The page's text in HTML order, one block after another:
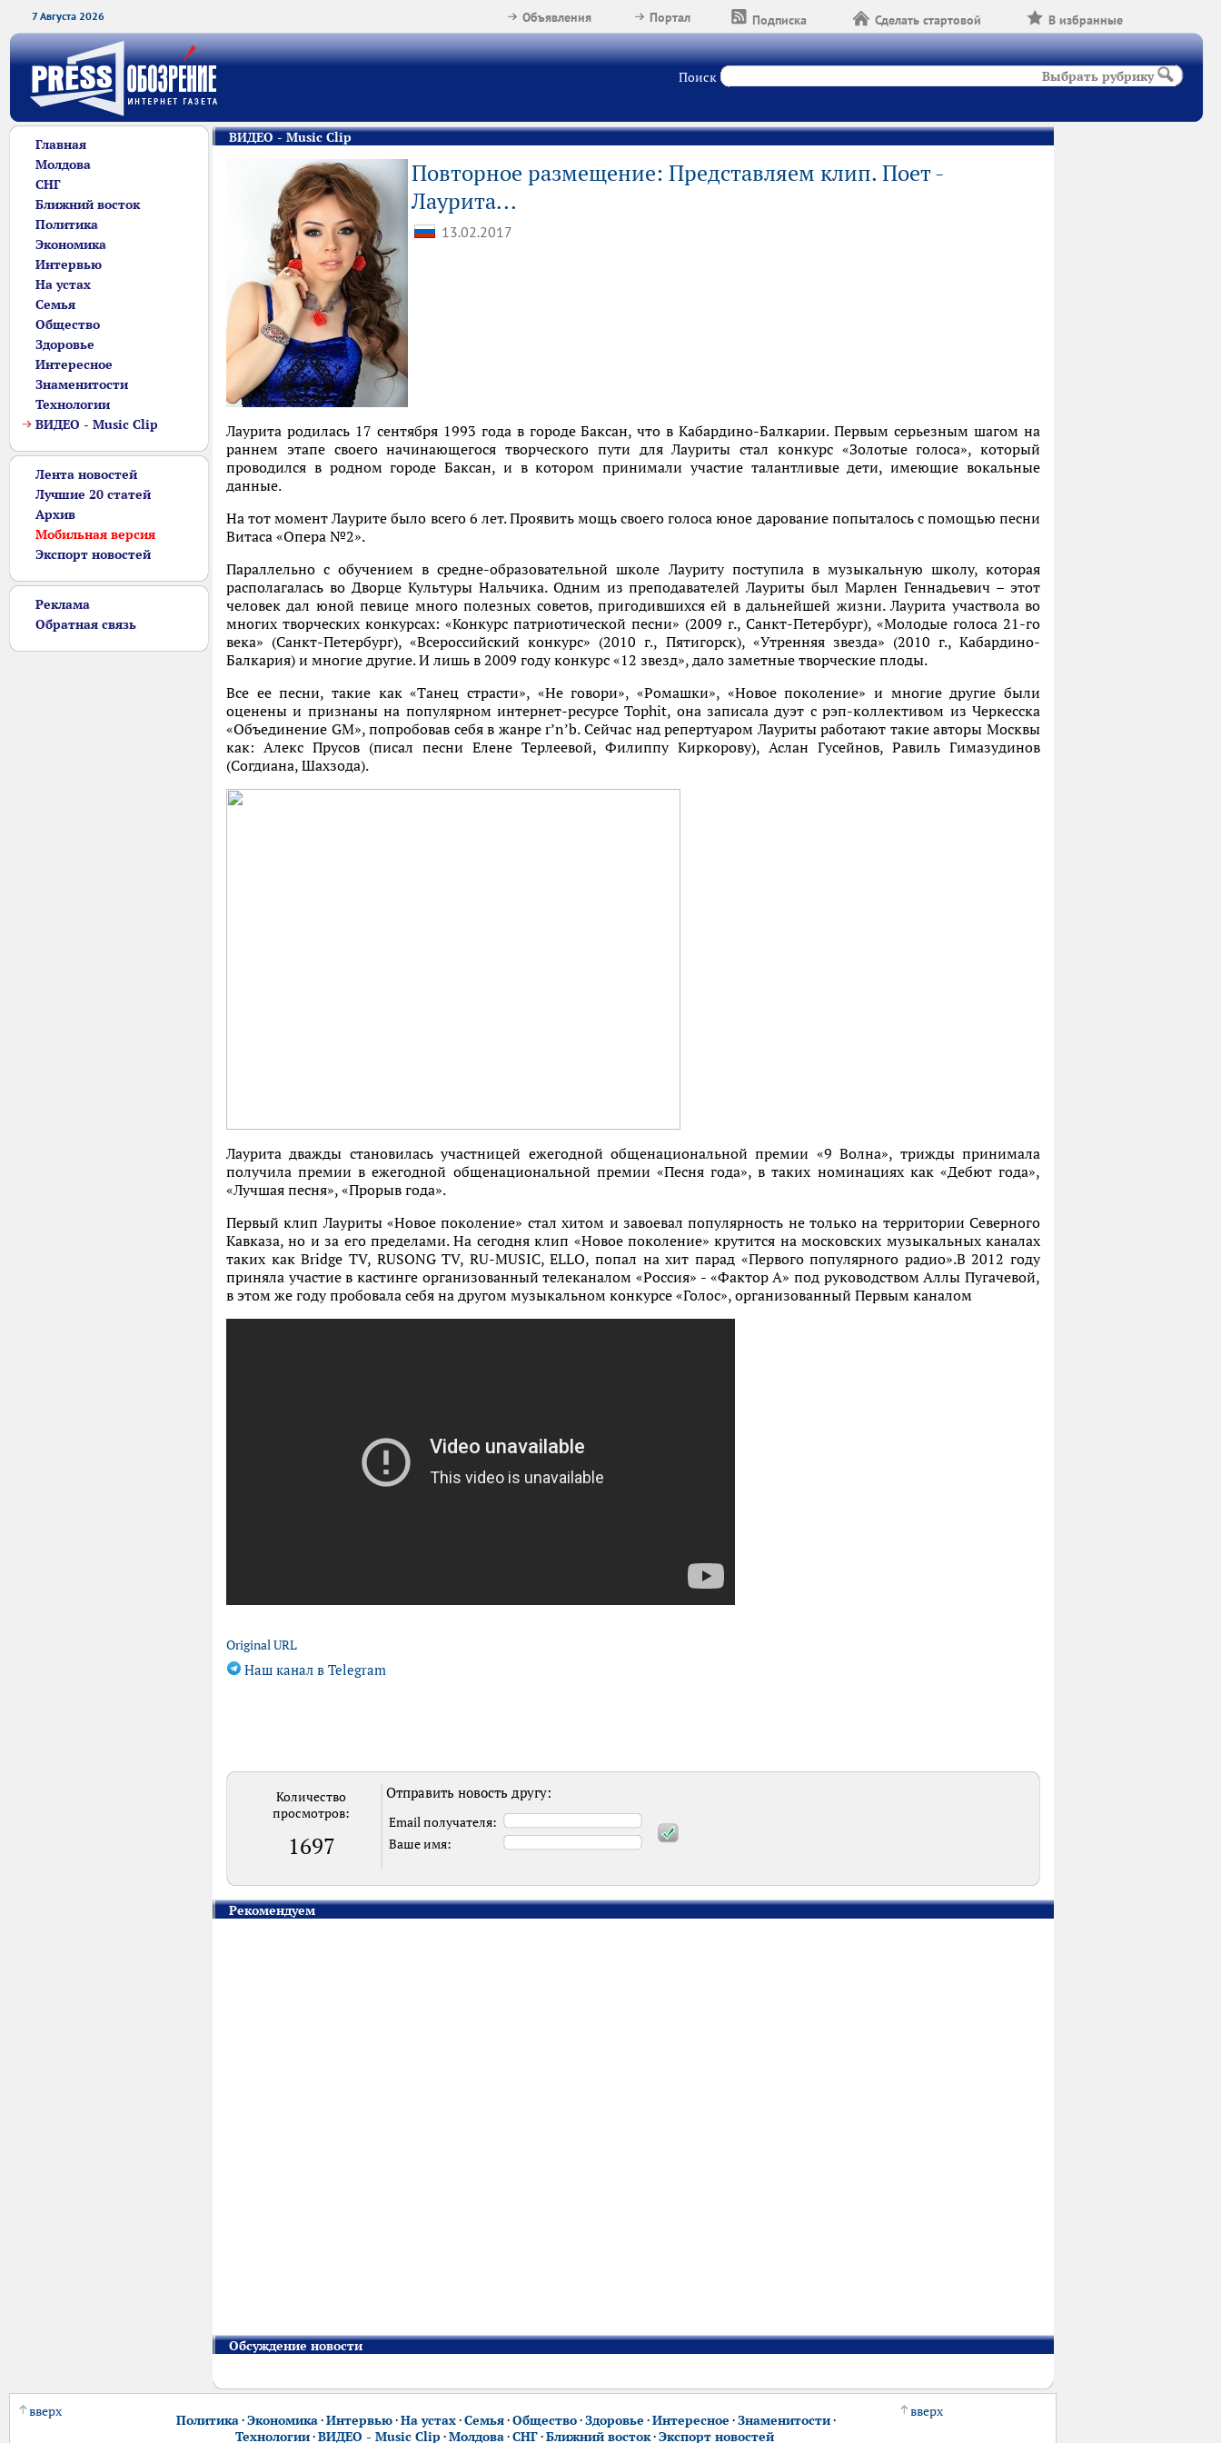
7 Августа 2026 В избранные
Сделать стартовой
Подписка
Портал
Объявления
Поиск Выбрать рубрику
Главная
Молдова
СНГ
Ближний восток
Политика
Экономика
Интервью
На устах
Семья
Общество
Здоровье
Интересное
Знаменитости
Технологии
ВИДЕО - Music Clip
Лента новостей
Лучшие 20 статей
Архив
Мобильная версия
Экспорт новостей
Реклама
Обратная связь
ВИДЕО - Music Clip
Повторное размещение: Представляем клип. Поет -
Лаурита...
13.02.2017
Лаурита родилась 17 сентября 1993 года в городе Баксан, что в Кабардино-Балкарии. Первым серьезным шагом на
раннем этапе своего начинающегося творческого пути для Лауриты стал конкурс «Золотые голоса», который
проводился в родном городе Баксан, и в котором принимали участие талантливые дети, имеющие вокальные
данные.
На тот момент Лаурите было всего 6 лет. Проявить мощь своего голоса юное дарование попыталось с помощью песни
Витаса «Опера №2».
Параллельно с обучением в средне-образовательной школе Лауриту поступила в музыкальную школу, которая
располагалась во Дворце Культуры Нальчика. Одним из преподавателей Лауриты был Марлен Геннадьевич – этот
человек дал юной певице много полезных советов, пригодившихся ей в дальнейшей жизни. Лаурита участвола во
многих творческих конкурсах: «Конкурс патриотической песни» (2009 г., Санкт-Петербург), «Молодые голоса 21-го
века» (Санкт-Петербург), «Всероссийский конкурс» (2010 г., Пятигорск), «Утренняя звезда» (2010 г., Кабардино-
Балкария) и многие другие. И лишь в 2009 году конкурс «12 звезд», дало заметные творческие плоды.
Все ее песни, такие как «Танец страсти», «Не говори», «Ромашки», «Новое поколение» и многие другие были
оценены и признаны на популярном интернет-ресурсе Tophit, она записала дуэт с рэп-коллективом из Черкесска
«Объединение GM», попробовав себя в жанре r’n’b. Сейчас над репертуаром Лауриты работают такие авторы Москвы
как: Алекс Прусов (писал песни Елене Терлеевой, Филиппу Киркорову), Аслан Гусейнов, Равиль Гимазудинов
(Согдиана, Шахзода).
Лаурита дважды становилась участницей ежегодной общенациональной премии «9 Волна», трижды принимала
получила премии в ежегодной общенациональной премии «Песня года», в таких номинациях как «Дебют года»,
«Лучшая песня», «Прорыв года».
Первый клип Лауриты «Новое поколение» стал хитом и завоевал популярность не только на территории Северного
Кавказа, но и за его пределами. На сегодня клип «Новое поколение» крутится на московских музыкальных каналах
таких как Bridge TV, RUSONG TV, RU-MUSIC, ELLO, попал на хит парад «Первого популярного радио».В 2012 году
приняла участие в кастинге организованный телеканалом «Россия» - «Фактор А» под руководством Аллы Пугачевой,
в этом же году пробовала себя на другом музыкальном конкурсе «Голос», организованный Первым каналом
Original URL
Наш канал в Telegram
Количество
просмотров:
1697
Отправить новость другу:
Email получателя:
Ваше имя:
Рекомендуем
Обсуждение новости
вверх
Политика·Экономика·Интервью·На устах·Семья·Общество·Здоровье ·Интересное ·Знаменитости·
Технологии·ВИДЕО - Music Clip ·Молдова·СНГ·Ближний восток·Экспорт новостей
вверх